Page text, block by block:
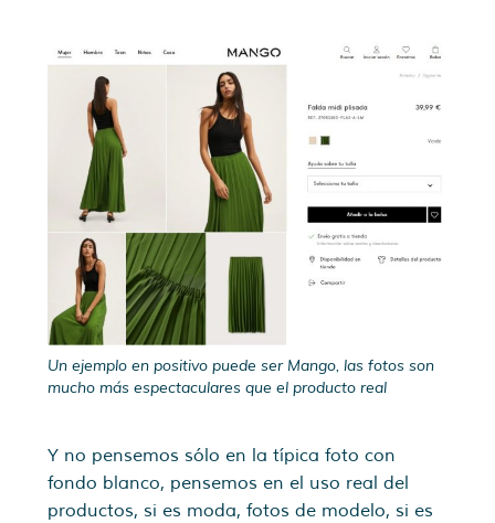
Un ejemplo en positivo puede ser Mango, las fotos son
mucho más espectaculares que el producto real
Y no pensemos sólo en la típica foto con
fondo blanco, pensemos en el uso real del
productos, si es moda, fotos de modelo, si es